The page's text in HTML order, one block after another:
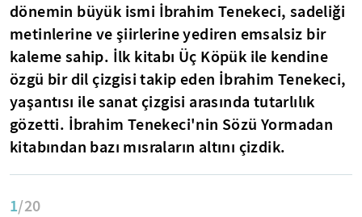
dönemin büyük ismi İbrahim Tenekeci, sadeliği
metinlerine ve şiirlerine yediren emsalsiz bir
kaleme sahip. İlk kitabı Üç Köpük ile kendine
özgü bir dil çizgisi takip eden İbrahim Tenekeci,
yaşantısı ile sanat çizgisi arasında tutarlılık
gözetti. İbrahim Tenekeci'nin Sözü Yormadan
kitabından bazı mısraların altını çizdik.
1/20